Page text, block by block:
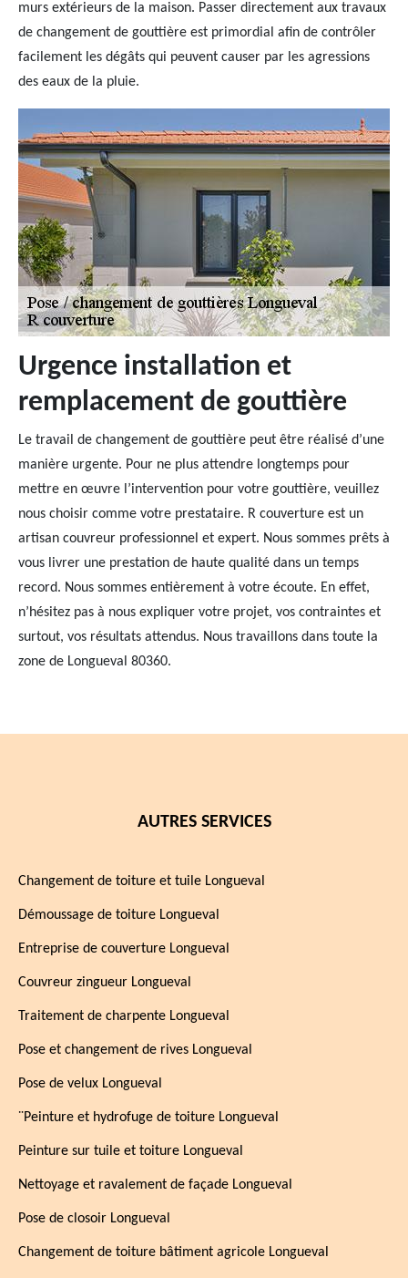
murs extérieurs de la maison. Passer directement aux travaux
de changement de gouttière est primordial afin de contrôler
facilement les dégâts qui peuvent causer par les agressions
des eaux de la pluie.
Urgence installation et
remplacement de gouttière
Le travail de changement de gouttière peut être réalisé d’une
manière urgente. Pour ne plus attendre longtemps pour
mettre en œuvre l’intervention pour votre gouttière, veuillez
nous choisir comme votre prestataire. R couverture est un
artisan couvreur professionnel et expert. Nous sommes prêts à
vous livrer une prestation de haute qualité dans un temps
record. Nous sommes entièrement à votre écoute. En effet,
n’hésitez pas à nous expliquer votre projet, vos contraintes et
surtout, vos résultats attendus. Nous travaillons dans toute la
zone de Longueval 80360.
AUTRES SERVICES
Changement de toiture et tuile Longueval
Démoussage de toiture Longueval
Entreprise de couverture Longueval
Couvreur zingueur Longueval
Traitement de charpente Longueval
Pose et changement de rives Longueval
Pose de velux Longueval
¨Peinture et hydrofuge de toiture Longueval
Peinture sur tuile et toiture Longueval
Nettoyage et ravalement de façade Longueval
Pose de closoir Longueval
Changement de toiture bâtiment agricole Longueval